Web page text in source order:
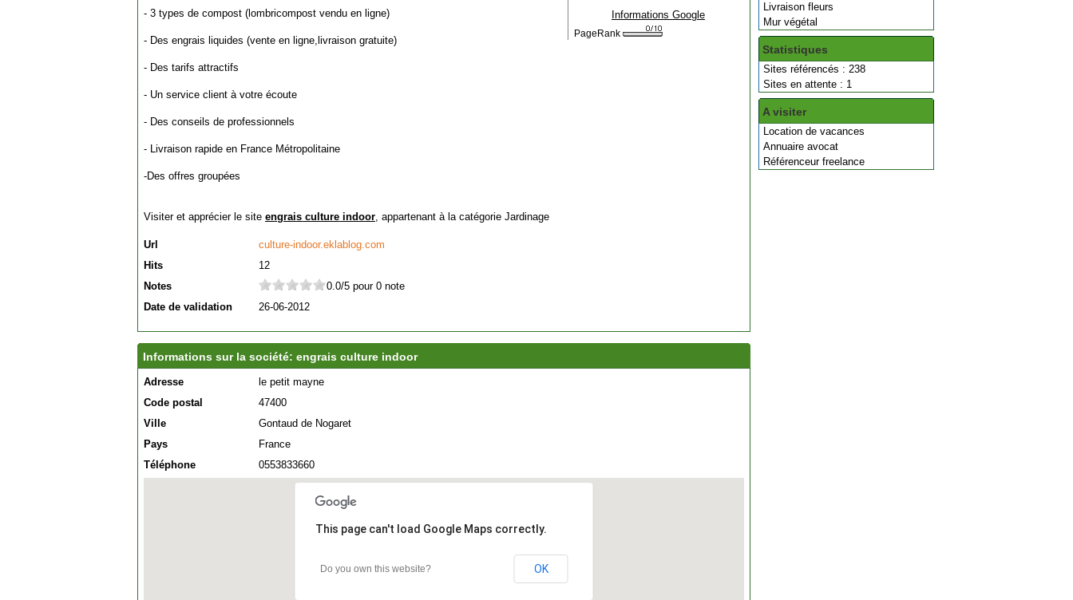
Livraison fleurs
Mur végétal
Statistiques
Sites référencés : 238
Sites en attente : 1
A visiter
Location de vacances
Annuaire avocat
Référenceur freelance
- 3 types de compost (lombricompost vendu en ligne)
- Des engrais liquides (vente en ligne,livraison gratuite)
- Des tarifs attractifs
- Un service client à votre écoute
- Des conseils de professionnels
- Livraison rapide en France Métropolitaine
-Des offres groupées
Visiter et apprécier le site engrais culture indoor, appartenant à la catégorie Jardinage
Url
culture-indoor.eklablog.com
Hits
12
Notes
0.0/5 pour 0 note
Date de validation
26-06-2012
Informations Google
PageRank
Informations sur la société: engrais culture indoor
Adresse
le petit mayne
Code postal
47400
Ville
Gontaud de Nogaret
Pays
France
Téléphone
0553833660
This page can't load Google Maps correctly.
Do you own this website? OK